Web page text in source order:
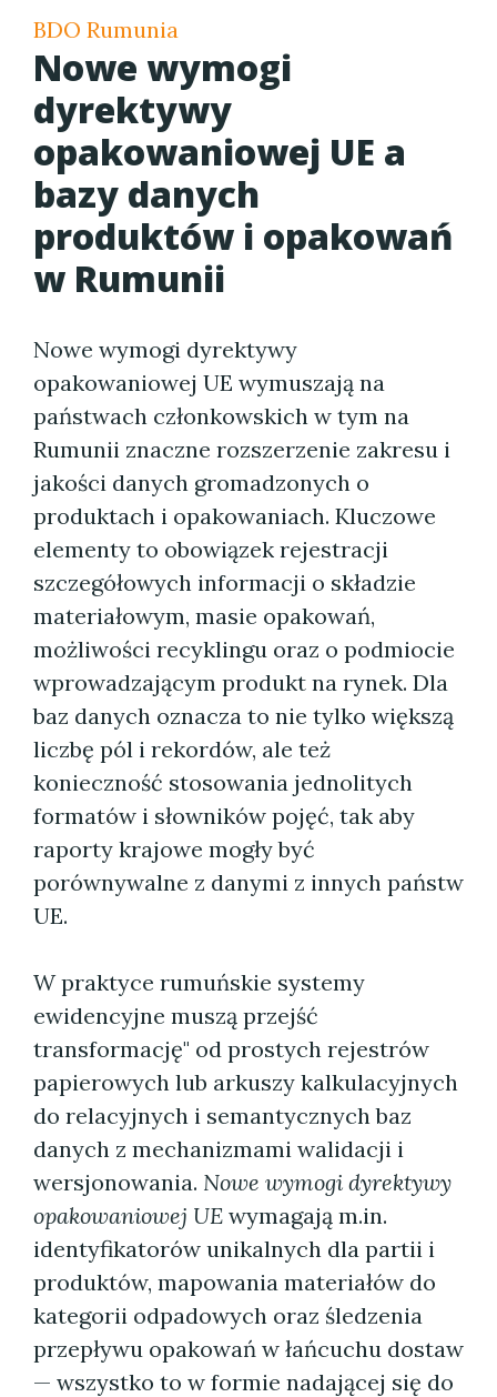
BDO Rumunia
Nowe wymogi
dyrektywy
opakowaniowej UE a
bazy danych
produktów i opakowań
w Rumunii
Nowe wymogi dyrektywy
opakowaniowej UE wymuszają na
państwach członkowskich w tym na
Rumunii znaczne rozszerzenie zakresu i
jakości danych gromadzonych o
produktach i opakowaniach. Kluczowe
elementy to obowiązek rejestracji
szczegółowych informacji o składzie
materiałowym, masie opakowań,
możliwości recyklingu oraz o podmiocie
wprowadzającym produkt na rynek. Dla
baz danych oznacza to nie tylko większą
liczbę pól i rekordów, ale też
konieczność stosowania jednolitych
formatów i słowników pojęć, tak aby
raporty krajowe mogły być
porównywalne z danymi z innych państw
UE.
W praktyce rumuńskie systemy
ewidencyjne muszą przejść
transformację" od prostych rejestrów
papierowych lub arkuszy kalkulacyjnych
do relacyjnych i semantycznych baz
danych z mechanizmami walidacji i
wersjonowania. Nowe wymogi dyrektywy
opakowaniowej UE wymagają m.in.
identyfikatorów unikalnych dla partii i
produktów, mapowania materiałów do
kategorii odpadowych oraz śledzenia
przepływu opakowań w łańcuchu dostaw
— wszystko to w formie nadającej się do